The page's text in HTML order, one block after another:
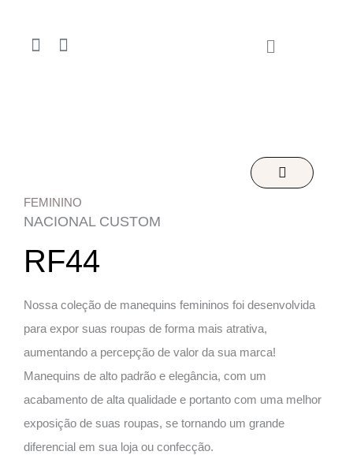
F
f
I
FEMININO
NACIONAL CUSTOM
RF44
Nossa coleção de manequins femininos foi desenvolvida
para expor suas roupas de forma mais atrativa,
aumentando a percepção de valor da sua marca!
Manequins de alto padrão e elegância, com um
acabamento de alta qualidade e portanto com uma melhor
exposição de suas roupas, se tornando um grande
diferencial em sua loja ou confecção.